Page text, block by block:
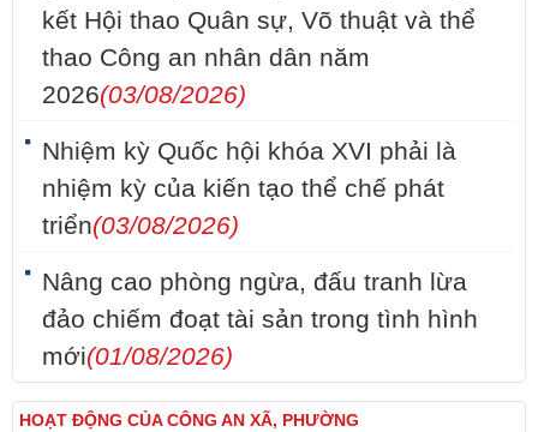
kết Hội thao Quân sự, Võ thuật và thể
thao Công an nhân dân năm
2026(03/08/2026)
Nhiệm kỳ Quốc hội khóa XVI phải là
nhiệm kỳ của kiến tạo thể chế phát
triển(03/08/2026)
Nâng cao phòng ngừa, đấu tranh lừa
đảo chiếm đoạt tài sản trong tình hình
mới(01/08/2026)
HOẠT ĐỘNG CỦA CÔNG AN XÃ, PHƯỜNG